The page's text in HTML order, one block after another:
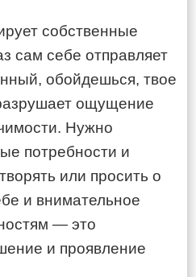
собственные
сам себе отправляет
обойдешься, твое
ощущение
Нужно
потребности и
или просить о
и внимательное
— это
и проявление